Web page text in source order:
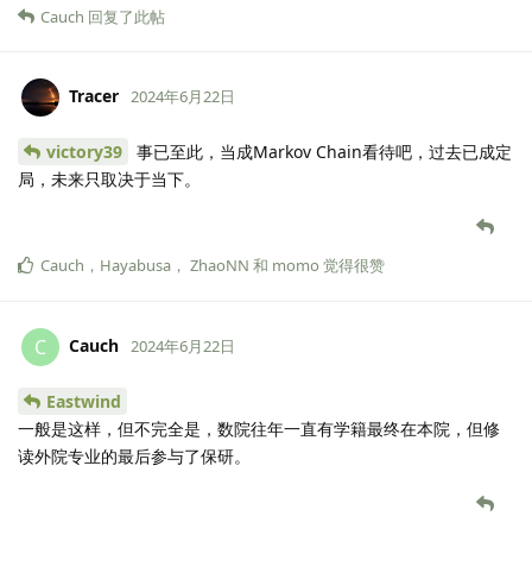
Cauch 回复了此帖
Tracer 2024年6月22日
victory39
事已至此，当成Markov Chain看待吧，过去已成定
局，未来只取决于当下。
Cauch ， Hayabusa ， ZhaoNN 和 momo 觉得很赞
C Cauch 2024年6月22日
Eastwind
一般是这样，但不完全是，数院往年一直有学籍最终在本院，但修
读外院专业的最后参与了保研。